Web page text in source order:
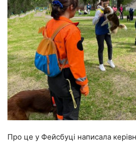
Про це у Фейсбуці написала